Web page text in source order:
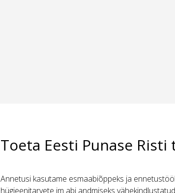
Toeta Eesti Punase Risti
Annetusi kasutame esmaabiõppeks ja
hügieenitarvete jm abi andmiseks